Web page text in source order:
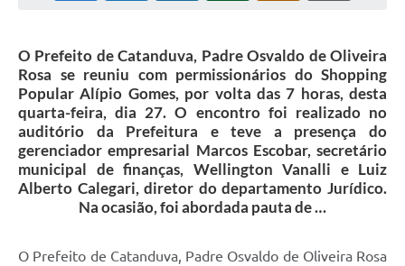
Links
Telefones Úteis
A Prefeitura
Enquete
O Prefeito de Catanduva, Padre Osvaldo de Oliveira
Rosa se reuniu com permissionários do Shopping
Popular Alípio Gomes, por volta das 7 horas, desta
quarta-feira, dia 27. O encontro foi realizado no
auditório da Prefeitura e teve a presença do
gerenciador empresarial Marcos Escobar, secretário
municipal de finanças, Wellington Vanalli e Luiz
Alberto Calegari, diretor do departamento Jurídico.
Na ocasião, foi abordada pauta de …
O Prefeito de Catanduva, Padre Osvaldo de Oliveira Rosa